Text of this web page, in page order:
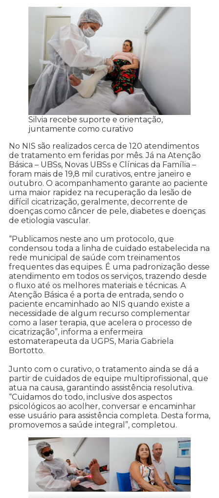
Silvia recebe suporte e orientação,
juntamente como curativo
No NIS são realizados cerca de 120 atendimentos
de tratamento em feridas por mês. Já na Atenção
Básica – UBSs, Novas UBSs e Clínicas da Família –
foram mais de 19,8 mil curativos, entre janeiro e
outubro. O acompanhamento garante ao paciente
uma maior rapidez na recuperação da lesão de
difícil cicatrização, geralmente, decorrente de
doenças como câncer de pele, diabetes e doenças
de etiologia vascular.
“Publicamos neste ano um protocolo, que
condensou toda a linha de cuidado estabelecida na
rede municipal de saúde com treinamentos
frequentes das equipes. É uma padronização desse
atendimento em todos os serviços, trazendo desde
o fluxo até os melhores materiais e técnicas. A
Atenção Básica é a porta de entrada, sendo o
paciente encaminhado ao NIS quando existe a
necessidade de algum recurso complementar
como a laser terapia, que acelera o processo de
cicatrização”, informa a enfermeira
estomaterapeuta da UGPS, Maria Gabriela
Bortotto.
Junto com o curativo, o tratamento ainda se dá a
partir de cuidados de equipe multiprofissional, que
atua na causa, garantindo assistência resolutiva.
“Cuidamos do todo, inclusive dos aspectos
psicológicos ao acolher, conversar e encaminhar
esse usuário para assistência completa. Desta forma,
promovemos a saúde integral”, completou.